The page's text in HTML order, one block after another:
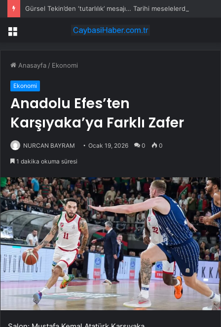
Menü
Anasayfa / Ekonomi
Ekonomi
Anadolu Efes’ten
Karşıyaka’ya Farklı Zafer
NURCAN BAYRAM Ocak 19, 2026 0 0
1 dakika okuma süresi